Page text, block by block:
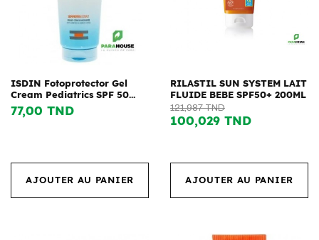
ISDIN Fotoprotector Gel
Cream Pediatrics SPF 50...
77,00 TND
AJOUTER AU PANIER
RILASTIL SUN SYSTEM LAIT
FLUIDE BEBE SPF50+ 200ML
121,987 TND
100,029 TND
AJOUTER AU PANIER